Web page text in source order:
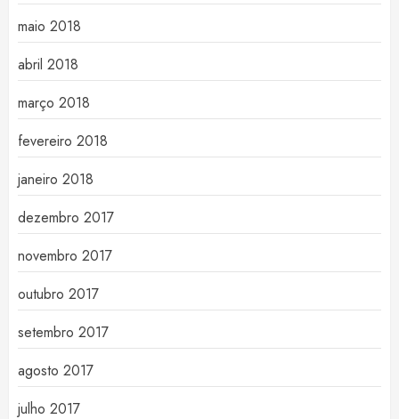
maio 2018
abril 2018
março 2018
fevereiro 2018
janeiro 2018
dezembro 2017
novembro 2017
outubro 2017
setembro 2017
agosto 2017
julho 2017